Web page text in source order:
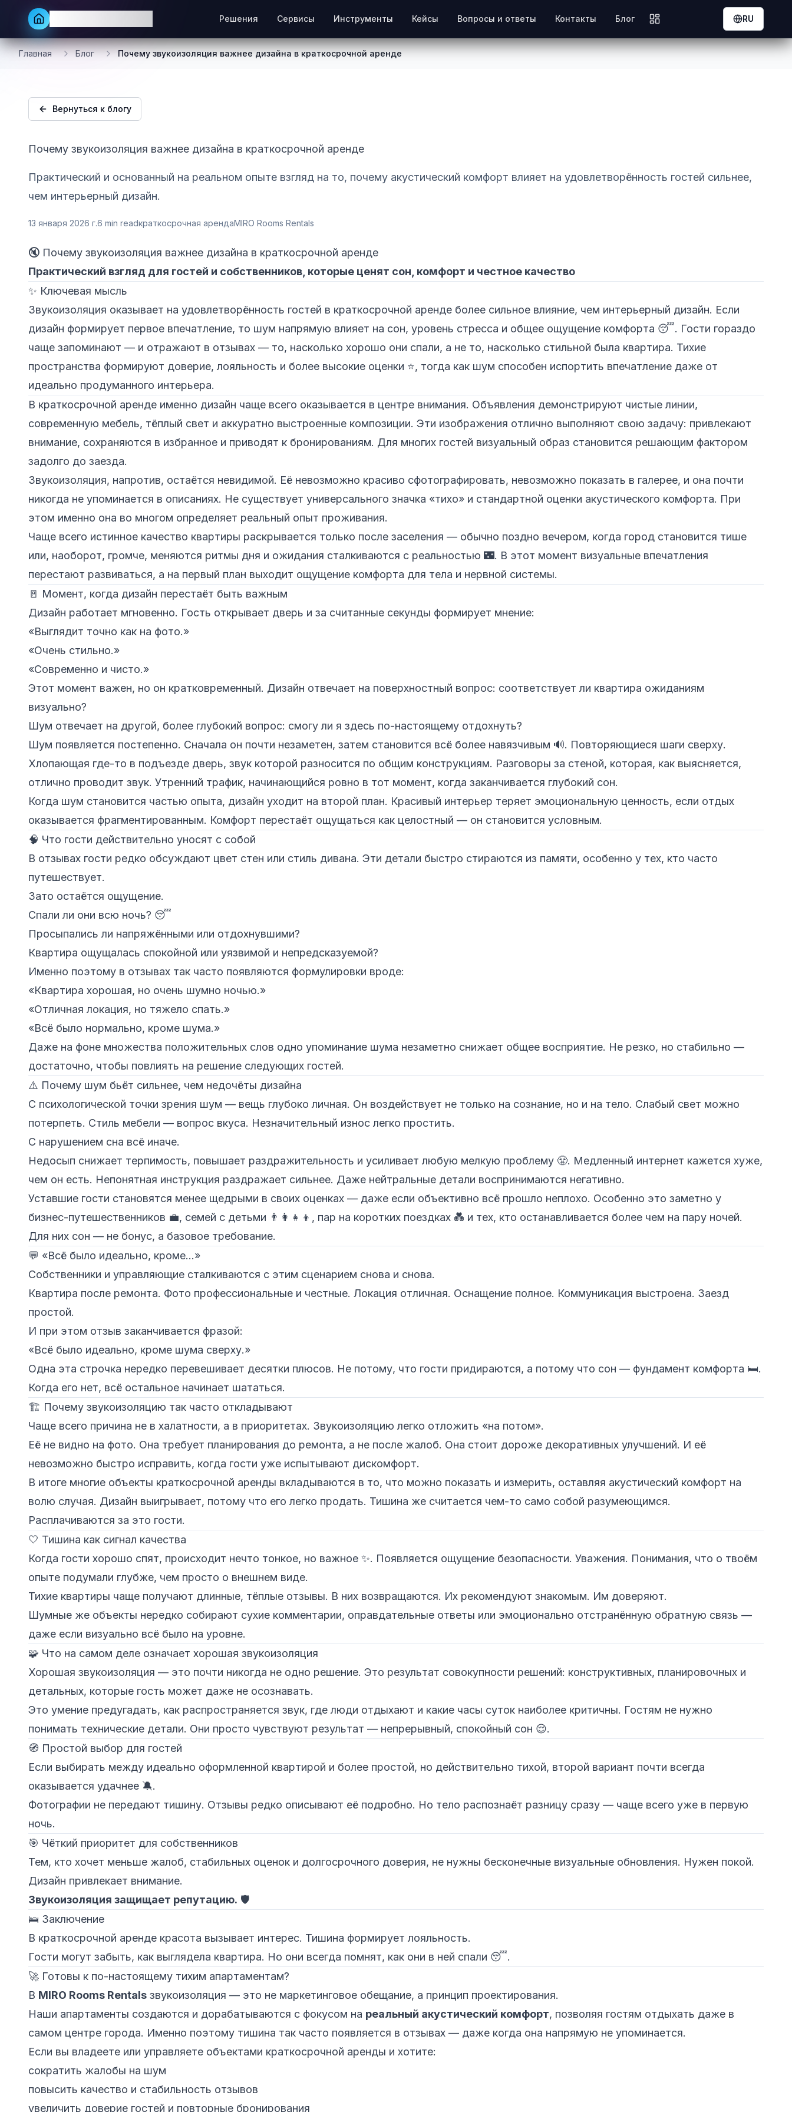
Решения Сервисы Инструменты Кейсы Вопросы и ответы Контакты Блог RU
Главная Блог Почему звукоизоляция важнее дизайна в краткосрочной аренде
Вернуться к блогу
Почему звукоизоляция важнее дизайна в краткосрочной аренде
Практический и основанный на реальном опыте взгляд на то, почему акустический комфорт влияет на удовлетворённость гостей сильнее,
чем интерьерный дизайн.
13 января 2026 г.6 min readкраткосрочная арендаMIRO Rooms Rentals
🔇 Почему звукоизоляция важнее дизайна в краткосрочной аренде
Практический взгляд для гостей и собственников, которые ценят сон, комфорт и честное качество
✨ Ключевая мысль
Звукоизоляция оказывает на удовлетворённость гостей в краткосрочной аренде более сильное влияние, чем интерьерный дизайн. Если
дизайн формирует первое впечатление, то шум напрямую влияет на сон, уровень стресса и общее ощущение комфорта 😴. Гости гораздо
чаще запоминают — и отражают в отзывах — то, насколько хорошо они спали, а не то, насколько стильной была квартира. Тихие
пространства формируют доверие, лояльность и более высокие оценки ⭐, тогда как шум способен испортить впечатление даже от
идеально продуманного интерьера.
В краткосрочной аренде именно дизайн чаще всего оказывается в центре внимания. Объявления демонстрируют чистые линии,
современную мебель, тёплый свет и аккуратно выстроенные композиции. Эти изображения отлично выполняют свою задачу: привлекают
внимание, сохраняются в избранное и приводят к бронированиям. Для многих гостей визуальный образ становится решающим фактором
задолго до заезда.
Звукоизоляция, напротив, остаётся невидимой. Её невозможно красиво сфотографировать, невозможно показать в галерее, и она почти
никогда не упоминается в описаниях. Не существует универсального значка «тихо» и стандартной оценки акустического комфорта. При
этом именно она во многом определяет реальный опыт проживания.
Чаще всего истинное качество квартиры раскрывается только после заселения — обычно поздно вечером, когда город становится тише
или, наоборот, громче, меняются ритмы дня и ожидания сталкиваются с реальностью 🌃. В этот момент визуальные впечатления
перестают развиваться, а на первый план выходит ощущение комфорта для тела и нервной системы.
🚪 Момент, когда дизайн перестаёт быть важным
Дизайн работает мгновенно. Гость открывает дверь и за считанные секунды формирует мнение:
«Выглядит точно как на фото.»
«Очень стильно.»
«Современно и чисто.»
Этот момент важен, но он кратковременный. Дизайн отвечает на поверхностный вопрос: соответствует ли квартира ожиданиям
визуально?
Шум отвечает на другой, более глубокий вопрос: смогу ли я здесь по-настоящему отдохнуть?
Шум появляется постепенно. Сначала он почти незаметен, затем становится всё более навязчивым 🔊. Повторяющиеся шаги сверху.
Хлопающая где-то в подъезде дверь, звук которой разносится по общим конструкциям. Разговоры за стеной, которая, как выясняется,
отлично проводит звук. Утренний трафик, начинающийся ровно в тот момент, когда заканчивается глубокий сон.
Когда шум становится частью опыта, дизайн уходит на второй план. Красивый интерьер теряет эмоциональную ценность, если отдых
оказывается фрагментированным. Комфорт перестаёт ощущаться как целостный — он становится условным.
🧠 Что гости действительно уносят с собой
В отзывах гости редко обсуждают цвет стен или стиль дивана. Эти детали быстро стираются из памяти, особенно у тех, кто часто
путешествует.
Зато остаётся ощущение.
Спали ли они всю ночь? 😴
Просыпались ли напряжёнными или отдохнувшими?
Квартира ощущалась спокойной или уязвимой и непредсказуемой?
Именно поэтому в отзывах так часто появляются формулировки вроде:
«Квартира хорошая, но очень шумно ночью.»
«Отличная локация, но тяжело спать.»
«Всё было нормально, кроме шума.»
Даже на фоне множества положительных слов одно упоминание шума незаметно снижает общее восприятие. Не резко, но стабильно —
достаточно, чтобы повлиять на решение следующих гостей.
⚠️ Почему шум бьёт сильнее, чем недочёты дизайна
С психологической точки зрения шум — вещь глубоко личная. Он воздействует не только на сознание, но и на тело. Слабый свет можно
потерпеть. Стиль мебели — вопрос вкуса. Незначительный износ легко простить.
С нарушением сна всё иначе.
Недосып снижает терпимость, повышает раздражительность и усиливает любую мелкую проблему 😤. Медленный интернет кажется хуже,
чем он есть. Непонятная инструкция раздражает сильнее. Даже нейтральные детали воспринимаются негативно.
Уставшие гости становятся менее щедрыми в своих оценках — даже если объективно всё прошло неплохо. Особенно это заметно у
бизнес-путешественников 💼, семей с детьми 👨‍👩‍👧‍👦, пар на коротких поездках 💑 и тех, кто останавливается более чем на пару ночей.
Для них сон — не бонус, а базовое требование.
💬 «Всё было идеально, кроме…»
Собственники и управляющие сталкиваются с этим сценарием снова и снова.
Квартира после ремонта. Фото профессиональные и честные. Локация отличная. Оснащение полное. Коммуникация выстроена. Заезд
простой.
И при этом отзыв заканчивается фразой:
«Всё было идеально, кроме шума сверху.»
Одна эта строчка нередко перевешивает десятки плюсов. Не потому, что гости придираются, а потому что сон — фундамент комфорта 🛏️.
Когда его нет, всё остальное начинает шататься.
🏗️ Почему звукоизоляцию так часто откладывают
Чаще всего причина не в халатности, а в приоритетах. Звукоизоляцию легко отложить «на потом».
Её не видно на фото. Она требует планирования до ремонта, а не после жалоб. Она стоит дороже декоративных улучшений. И её
невозможно быстро исправить, когда гости уже испытывают дискомфорт.
В итоге многие объекты краткосрочной аренды вкладываются в то, что можно показать и измерить, оставляя акустический комфорт на
волю случая. Дизайн выигрывает, потому что его легко продать. Тишина же считается чем-то само собой разумеющимся.
Расплачиваются за это гости.
🤍 Тишина как сигнал качества
Когда гости хорошо спят, происходит нечто тонкое, но важное ✨. Появляется ощущение безопасности. Уважения. Понимания, что о твоём
опыте подумали глубже, чем просто о внешнем виде.
Тихие квартиры чаще получают длинные, тёплые отзывы. В них возвращаются. Их рекомендуют знакомым. Им доверяют.
Шумные же объекты нередко собирают сухие комментарии, оправдательные ответы или эмоционально отстранённую обратную связь —
даже если визуально всё было на уровне.
🧩 Что на самом деле означает хорошая звукоизоляция
Хорошая звукоизоляция — это почти никогда не одно решение. Это результат совокупности решений: конструктивных, планировочных и
детальных, которые гость может даже не осознавать.
Это умение предугадать, как распространяется звук, где люди отдыхают и какие часы суток наиболее критичны. Гостям не нужно
понимать технические детали. Они просто чувствуют результат — непрерывный, спокойный сон 😌.
🧭 Простой выбор для гостей
Если выбирать между идеально оформленной квартирой и более простой, но действительно тихой, второй вариант почти всегда
оказывается удачнее 🔕.
Фотографии не передают тишину. Отзывы редко описывают её подробно. Но тело распознаёт разницу сразу — чаще всего уже в первую
ночь.
🎯 Чёткий приоритет для собственников
Тем, кто хочет меньше жалоб, стабильных оценок и долгосрочного доверия, не нужны бесконечные визуальные обновления. Нужен покой.
Дизайн привлекает внимание.
Звукоизоляция защищает репутацию. 🛡️
🛌 Заключение
В краткосрочной аренде красота вызывает интерес. Тишина формирует лояльность.
Гости могут забыть, как выглядела квартира. Но они всегда помнят, как они в ней спали 😴.
🚀 Готовы к по-настоящему тихим апартаментам?
В MIRO Rooms Rentals звукоизоляция — это не маркетинговое обещание, а принцип проектирования.
Наши апартаменты создаются и дорабатываются с фокусом на реальный акустический комфорт, позволяя гостям отдыхать даже в
самом центре города. Именно поэтому тишина так часто появляется в отзывах — даже когда она напрямую не упоминается.
Если вы владеете или управляете объектами краткосрочной аренды и хотите:
сократить жалобы на шум
повысить качество и стабильность отзывов
увеличить доверие гостей и повторные бронирования